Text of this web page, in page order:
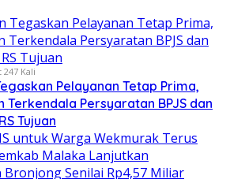
247 Kali
Pelayanan Tetap Prima,
Terkendala Persyaratan BPJS dan
Tujuan